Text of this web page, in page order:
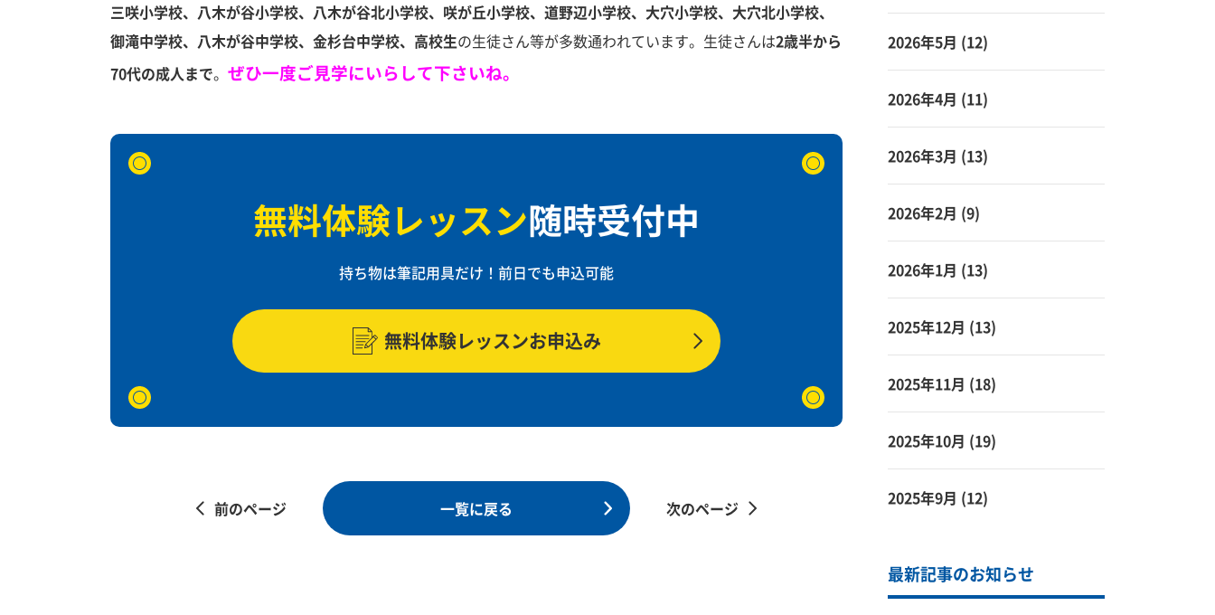
三咲小学校、八木が谷小学校、八木が谷北小学校、咲が丘小学校、道野辺小学校、大穴小学校、大穴北小学校、
御滝中学校、八木が谷中学校、金杉台中学校、高校生の生徒さん等が多数通われています。生徒さんは2歳半から
70代の成人まで。 ぜひ一度ご見学にいらして下さいね。
無料体験レッスン随時受付中
持ち物は筆記用具だけ！ 前日でも申込可能
無料体験レッスンお申込み
前のページ 一覧に戻る 次のページ
2026年5月 (12)
2026年4月 (11)
2026年3月 (13)
2026年2月 (9)
2026年1月 (13)
2025年12月 (13)
2025年11月 (18)
2025年10月 (19)
2025年9月 (12)
最新記事のお知らせ